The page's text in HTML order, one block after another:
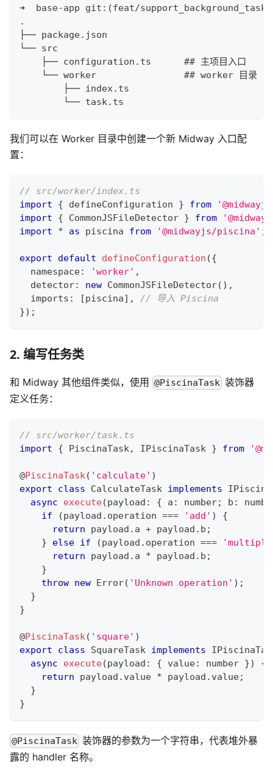
➜  base-app git:(feat/
.
├── package.json
└── src
    ├── configuration.ts      ## 主项目入口
    └── worker                ## worker 目录
        ├── index.ts
        └── task.ts
我们可以在 Worker 目录中创建一个新 Midway 入口配
置：
// src/worker/index.ts
import
{ defineConfiguration } from
import
{ CommonJSFileDetector } from
import
* as piscina from '@midwayjs/piscina' ;
export default defineConfiguration ({
  namespace
: 'worker' ,
  detector
: new CommonJSFileDetector( ) ,
  imports
: [piscina] ,
// 导入 Piscina
}) ;
2. 编写任务类
和 Midway 其他组件类似，使用 @PiscinaTask 装饰器
定义任务：
// src/worker/task.ts
import
{ PiscinaTask, IPiscinaTask } from
@PiscinaTask( 'calculate' )
export
class CalculateTask implements
async
execute(payload : { a : number; b :
if
(payload . operation === 'add' )
{
return payload . a + payload . b ;
}
else if (payload . operation ===
return payload . a * payload . b ;
}
throw new Error( 'Unknown operation' ) ;
}
}
@PiscinaTask( 'square' )
export
class SquareTask implements
async
execute(payload : { value: number })
{
return payload . value * payload . value;
}
}
@PiscinaTask 装饰器的参数为一个字符串，代表堆外暴
露的 handler 名称。